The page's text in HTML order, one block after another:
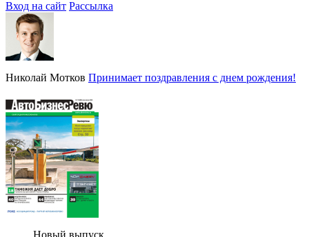
Вход на сайт Рассылка
Николай Мотков Принимает поздравления с днем рождения!
Новый выпуск